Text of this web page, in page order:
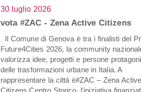
30 luglio 2026
vota #ZAC - Zena Active Citizens
Il Comune di Genova è tra i finalisti del
Future4Cities 2026, la community
valorizza idee, progetti e persone
delle trasformazioni urbane in Italia. A
rappresentare la città è#ZAC – Zena Active